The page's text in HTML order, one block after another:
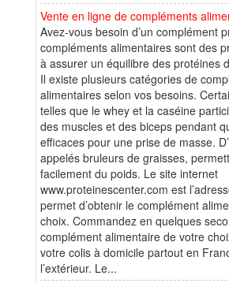
Vente en ligne de compléments
Avez-vous besoin d’un complément
compléments alimentaires sont des
à assurer un équilibre des protéines
Il existe plusieurs catégories de
alimentaires selon vos besoins.
telles que le whey et la caséine
des muscles et des biceps pendant
efficaces pour une prise de masse.
appelés bruleurs de graisses,
facilement du poids. Le site internet
www.proteinescenter.com est
permet d’obtenir le complément
choix. Commandez en quelques
complément alimentaire de votre
votre colis à domicile partout en
l’extérieur. Le...